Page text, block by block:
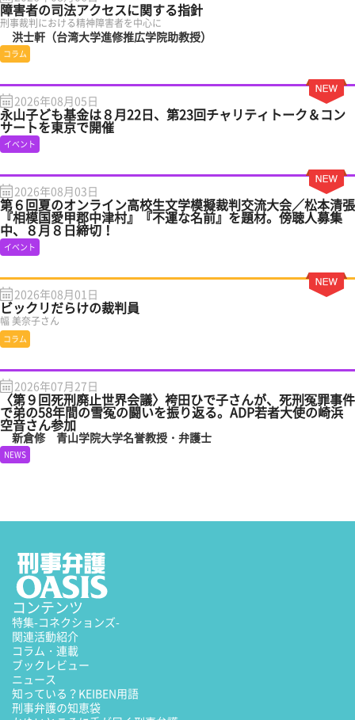
障害者の司法アクセスに関する指針
刑事裁判における精神障害者を中心に
洪士軒（台湾大学進修推広学院助教授）
コラム
2026年08月05日
永山子ども基金は８月22日、第23回チャリティトーク＆コン
サートを東京で開催
イベント
2026年08月03日
第６回夏のオンライン高校生文学模擬裁判交流大会／松本清張
『相模国愛甲郡中津村』『不運な名前』を題材。傍聴人募集
中、８月８日締切！
イベント
2026年08月01日
ビックリだらけの裁判員
幅 美奈子さん
コラム
2026年07月27日
〈第９回死刑廃止世界会議〉袴田ひで子さんが、死刑冤罪事件
で弟の58年間の雪冤の闘いを振り返る。ADP若者大使の崎浜
空音さん参加
新倉修 青山学院大学名誉教授・弁護士
NEWS
コンテンツ
特集-コネクションズ-
関連活動紹介
コラム・連載
ブックレビュー
ニュース
知っている？KEIBEN用語
刑事弁護の知恵袋